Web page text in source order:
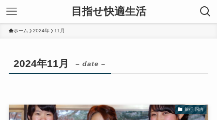
目指せ快適生活
ホーム 2024年 11月
2024年11月 – date –
旅行 国内